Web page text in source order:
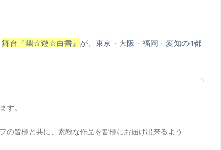
舞台『幽☆遊☆白書』 が、東京・大阪・福岡・愛知の4都
す。
の皆様と共に、素敵な作品を皆様にお届け出来るよう